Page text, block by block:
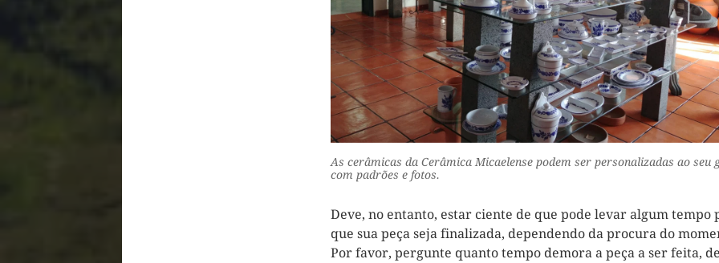
As cerâmicas da Cerâmica Micaelense podem ser personalizadas ao seu
com padrões e fotos.
Deve, no entanto, estar ciente de que pode levar algum tempo
que sua peça seja finalizada, dependendo da procura do
Por favor, pergunte quanto tempo demora a peça a ser feita,